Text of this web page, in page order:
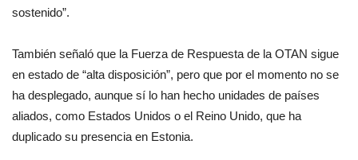
sostenido”.
También señaló que la Fuerza de Respuesta de la OTAN sigue
en estado de “alta disposición”, pero que por el momento no se
ha desplegado, aunque sí lo han hecho unidades de países
aliados, como Estados Unidos o el Reino Unido, que ha
duplicado su presencia en Estonia.